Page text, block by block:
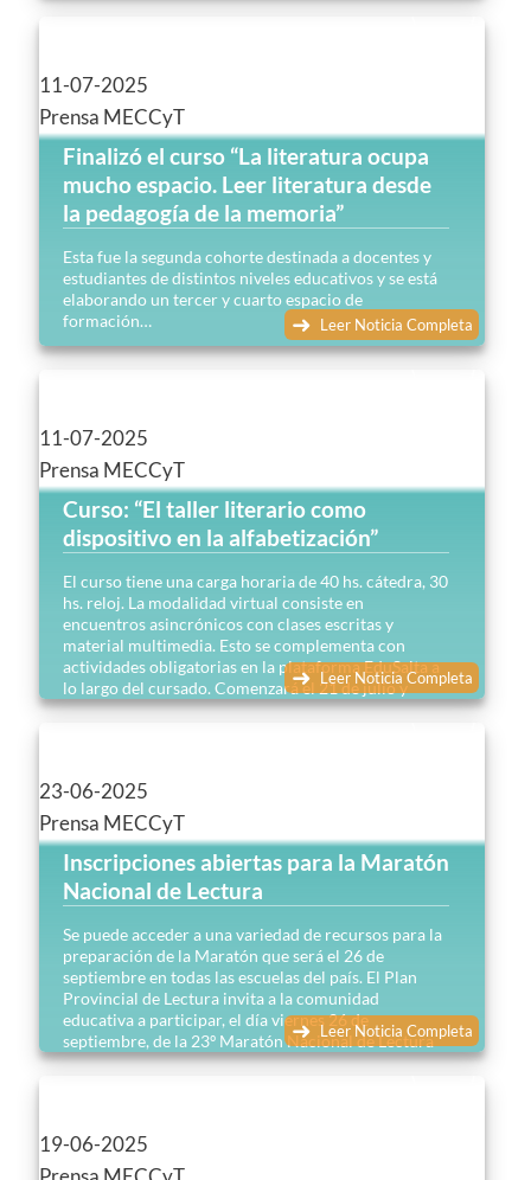
11-07-2025
Prensa MECCyT
Finalizó el curso “La literatura ocupa
mucho espacio. Leer literatura desde
la pedagogía de la memoria”
Esta fue la segunda cohorte destinada a docentes y
estudiantes de distintos niveles educativos y se está
elaborando un tercer y cuarto espacio de
formación…
Leer Noticia Completa
11-07-2025
Prensa MECCyT
Curso: “El taller literario como
dispositivo en la alfabetización”
El curso tiene una carga horaria de 40 hs. cátedra, 30
hs. reloj. La modalidad virtual consiste en
encuentros asincrónicos con clases escritas y
material multimedia. Esto se complementa con
actividades obligatorias en la plataforma EduSalta a
lo largo del cursado. Comenzará el 21 de julio y
finalizará el 18 de agosto del corriente año…
Leer Noticia Completa
23-06-2025
Prensa MECCyT
Inscripciones abiertas para la Maratón
Nacional de Lectura
Se puede acceder a una variedad de recursos para la
preparación de la Maratón que será el 26 de
septiembre en todas las escuelas del país. El Plan
Provincial de Lectura invita a la comunidad
educativa a participar, el día viernes 26 de
septiembre, de la 23º Maratón Nacional de Lectura
Impulsada por la Fundación Leer…
Leer Noticia Completa
19-06-2025